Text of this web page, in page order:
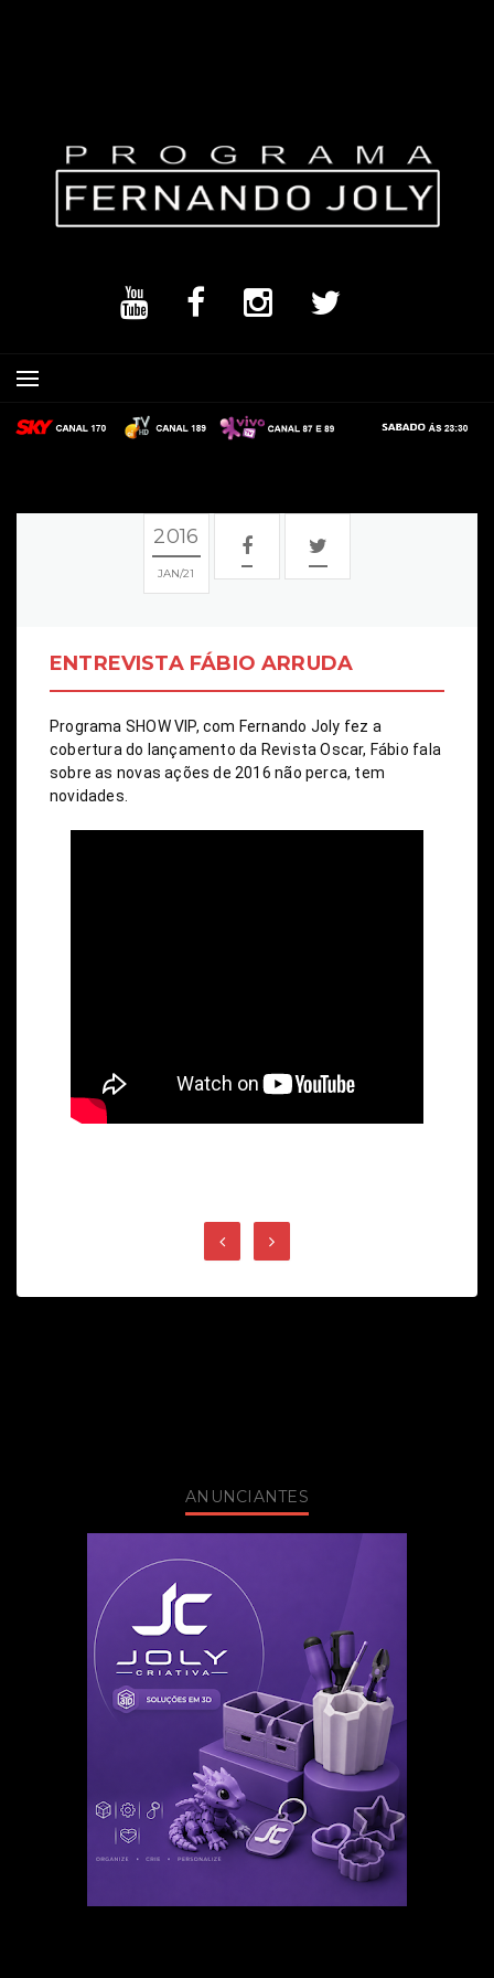
2016
JAN 21
ENTREVISTA FÁBIO ARRUDA
Programa SHOW VIP, com Fernando Joly fez a
cobertura do lançamento da Revista Oscar, Fábio fala
sobre as novas ações de 2016 não perca, tem
novidades.
ANUNCIANTES